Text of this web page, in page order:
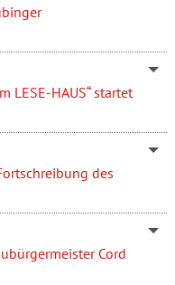
LESE-HAUS“ startet
des
Cord